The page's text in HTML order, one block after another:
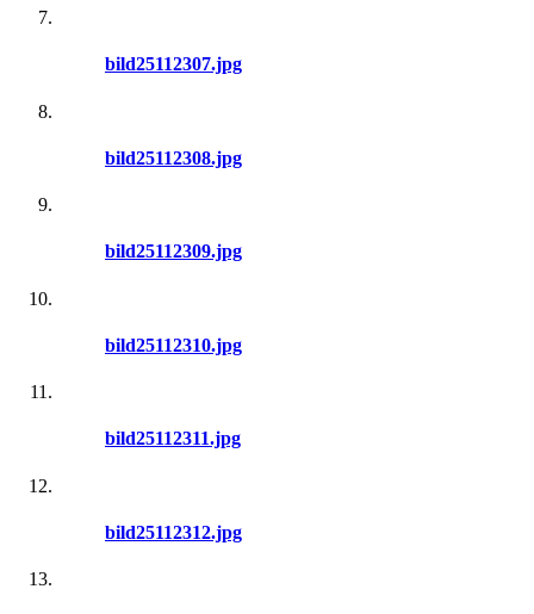
bild25112307.jpg
bild25112308.jpg
bild25112309.jpg
bild25112310.jpg
bild25112311.jpg
bild25112312.jpg